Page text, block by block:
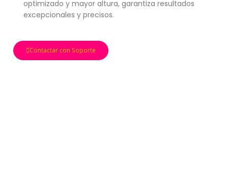
optimizado y mayor altura, garantiza resultados
excepcionales y precisos.
Contactar con Soporte